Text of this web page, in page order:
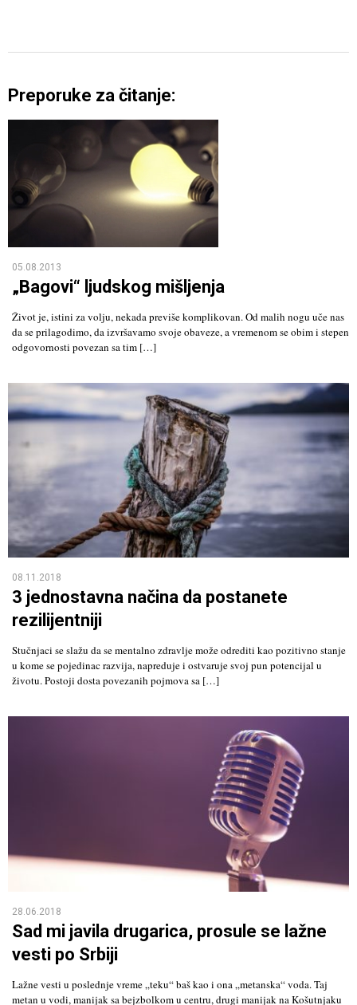
Preporuke za čitanje:
05.08.2013
„Bagovi“ ljudskog mišljenja
Život je, istini za volju, nekada previše komplikovan. Od malih nogu uče nas
da se prilagodimo, da izvršavamo svoje obaveze, a vremenom se obim i stepen
odgovornosti povezan sa tim […]
08.11.2018
3 jednostavna načina da postanete
rezilijentniji
Stučnjaci se slažu da se mentalno zdravlje može odrediti kao pozitivno stanje
u kome se pojedinac razvija, napreduje i ostvaruje svoj pun potencijal u
životu. Postoji dosta povezanih pojmova sa […]
28.06.2018
Sad mi javila drugarica, prosule se lažne
vesti po Srbiji
Lažne vesti u poslednje vreme „teku“ baš kao i ona „metanska“ voda. Taj
metan u vodi, manijak sa bejzbolkom u centru, drugi manijak na Košutnjaku